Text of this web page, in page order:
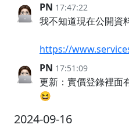
PN 17:47:22
我不知道現在公開資
https://
PN 17:51:09
更新：實價登錄裡面
😆
2024-09-16